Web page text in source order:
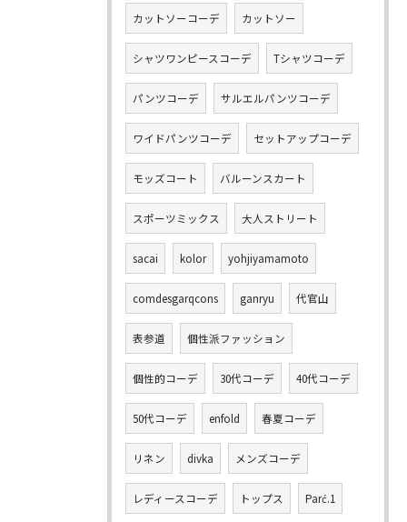
カットソーコーデ カットソー
シャツワンピースコーデ Tシャツコーデ
パンツコーデ サルエルパンツコーデ
ワイドパンツコーデ セットアップコーデ
モッズコート バルーンスカート
スポーツミックス 大人ストリート
sacai kolor yohjiyamamoto
comdesgarqcons ganryu 代官山
表参道 個性派ファッション
個性的コーデ 30代コーデ 40代コーデ
50代コーデ enfold 春夏コーデ
リネン divka メンズコーデ
レディースコーデ トップス Parć.1